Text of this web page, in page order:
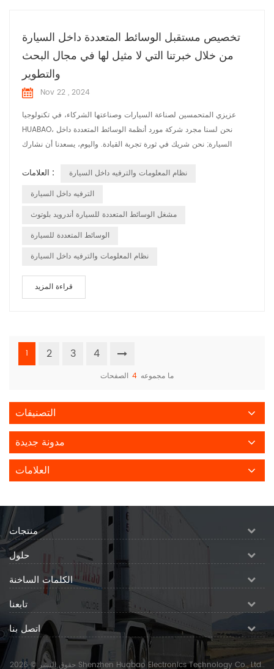
تخصيص مستقبل الوسائط المتعددة داخل السيارة
من خلال خبرتنا التي لا مثيل لها في مجال البحث
والتطوير
Nov 22 , 2024
عزيزي المتحمسين لصناعة السيارات وصناعتها الشركاء، في تكنولوجيا
HUABAO، نحن لسنا مجرد شركة مورد أنظمة الوسائط المتعددة داخل
السيارة; نحن شريك في ثورة تجربة القيادة. واليوم، يسعدنا أن نشارك
مجهزة بنظام الوسائط المتعددة الذي لا يلبي فقط بل يتجاوز توقعات السائق
الحديث. في عصر حيث التخصيص هو المفتاح، لدينا تم تصميم الوسائط
العلامات :
نظام المعلومات والترفيه داخل السيارة
الترفيه داخل السيارة
مشغل الوسائط المتعددة للسيارة أندرويد بلوتوث
الوسائط المتعددة للسيارة
نظام المعلومات والترفيه داخل السيارة
قراءة المزيد
1 2 3 4
ما مجموعه 4 الصفحات
التصنيفات
مدونة جديدة
العلامات
منتجات
حلول
الكلمات الساخنة
تابعنا
اتصل بنا
حقوق النشر © 2026 Shenzhen Huabao Electronics Technology Co., Ltd..